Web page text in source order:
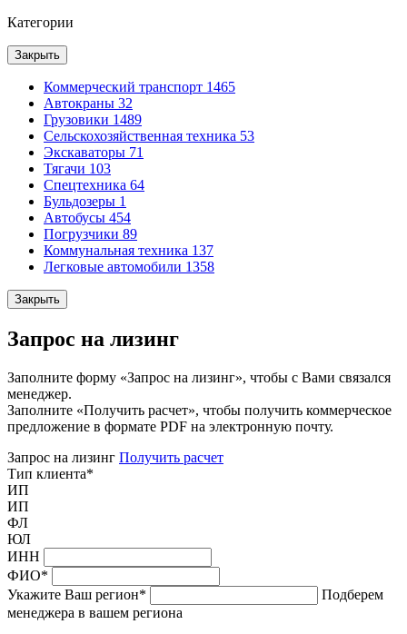
Категории
Закрыть
Коммерческий транспорт 1465
Автокраны 32
Грузовики 1489
Сельскохозяйственная техника 53
Экскаваторы 71
Тягачи 103
Спецтехника 64
Бульдозеры 1
Автобусы 454
Погрузчики 89
Коммунальная техника 137
Легковые автомобили 1358
Закрыть
Запрос на лизинг
Заполните форму «Запрос на лизинг», чтобы с Вами связался
менеджер.
Заполните «Получить расчет», чтобы получить коммерческое
предложение в формате PDF на электронную почту.
Запрос на лизинг Получить расчет
Тип клиента*
ИП
ИП
ФЛ
ЮЛ
ИНН
ФИО*
Укажите Ваш регион*
Подберем
менеджера в вашем региона